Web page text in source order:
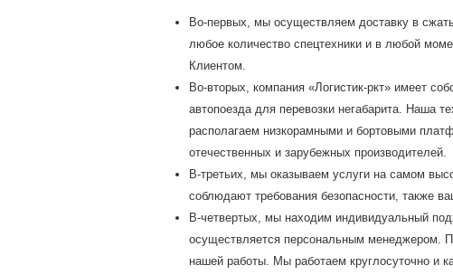
Во-первых, мы осуществляем доставку в
любое количество спецтехники и в любой
Клиентом.
Во-вторых, компания «Логистик-ркт» имеет
автопоезда для перевозки негабарита. Наша
располагаем низкорамными и бортовыми
отечественных и зарубежных производителей.
В-третьих, мы оказываем услуги на самом
соблюдают требования безопасности, также
В-четвертых, мы находим индивидуальный
осуществляется персональным менеджером.
нашей работы. Мы работаем круглосуточно и